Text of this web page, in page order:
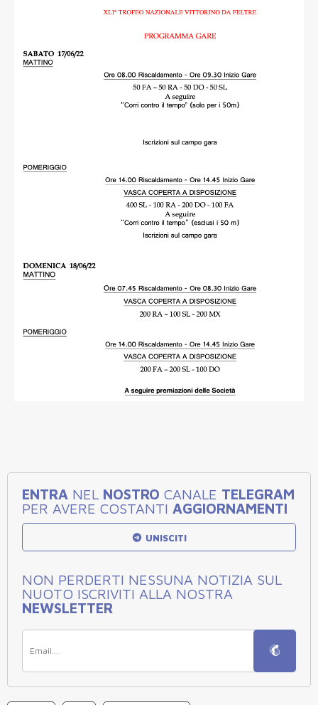
ENTRA NEL NOSTRO CANALE TELEGRAM
PER AVERE COSTANTI AGGIORNAMENTI
UNISCITI
NON PERDERTI NESSUNA NOTIZIA SUL
NUOTO ISCRIVITI ALLA NOSTRA
NEWSLETTER